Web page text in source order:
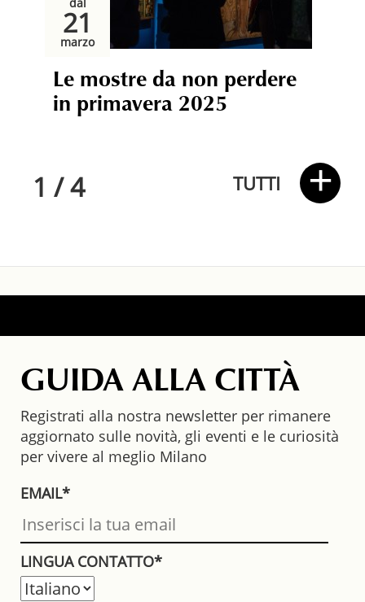
dal
21
marzo
Le mostre da non perdere
in primavera 2025
1 /4 TUTTI +
GUIDA ALLA CITTÀ
Registrati alla nostra newsletter per rimanere
aggiornato sulle novità, gli eventi e le curiosità
per vivere al meglio Milano
EMAIL*
LINGUA CONTATTO*